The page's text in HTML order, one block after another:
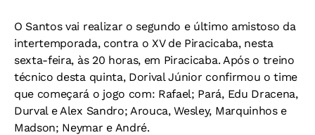
O Santos vai realizar o segundo e último amistoso da
intertemporada, contra o XV de Piracicaba, nesta
sexta-feira, às 20 horas, em Piracicaba. Após o treino
técnico desta quinta, Dorival Júnior confirmou o time
que começará o jogo com: Rafael; Pará, Edu Dracena,
Durval e Alex Sandro; Arouca, Wesley, Marquinhos e
Madson; Neymar e André.